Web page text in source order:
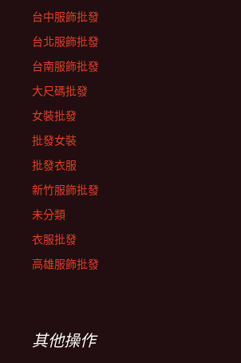
台中服飾批發
台北服飾批發
台南服飾批發
大尺碼批發
女裝批發
批發女裝
批發衣服
新竹服飾批發
未分類
衣服批發
高雄服飾批發
其他操作